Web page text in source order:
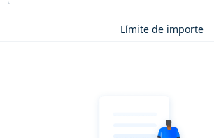
Límite de importe